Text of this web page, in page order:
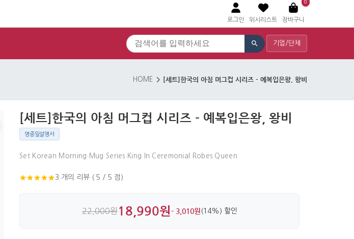
로그인 위시리스트
0
장바구니
기업/단체
HOME [세트]한국의 아침 머그컵 시리즈 - 예복입은왕, 왕비
[세트]한국의 아침 머그컵 시리즈 - 예복입은왕, 왕비
영중일설명서
Set Korean Morning Mug Series King In Ceremonial Robes Queen
3 개의 리뷰 ( 5 / 5 점)
22,000원18,990원- 3,010원 (14%) 할인